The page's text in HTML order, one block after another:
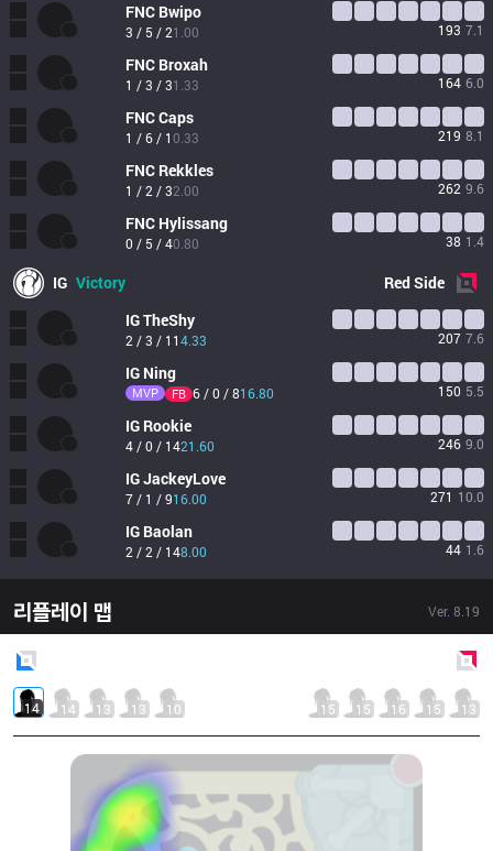
FNC Bwipo
3 / 5 / 21.00 193 7.1
FNC Broxah
1 / 3 / 31.33 164 6.0
FNCCaps
1 / 6 / 10.33 219 8.1
FNC Rekkles
1 / 2 / 32.00 262 9.6
FNC Hylissang
0 / 5 / 40.80 38 1.4
IG Victory RedSide
IGTheShy
2 / 3 / 114.33 207 7.6
IG Ning
MVP FB 6 / 0 / 816.80 150 5.5
IG Rookie
4 / 0 / 1421.60 246 9.0
IGJackeyLove
7 / 1 / 916.00 271 10.0
IG Baolan
2 / 2 / 148.00 44 1.6
리플레이 맵 Ver. 8.19
14 14 13 13 10 15 15 16 15 13